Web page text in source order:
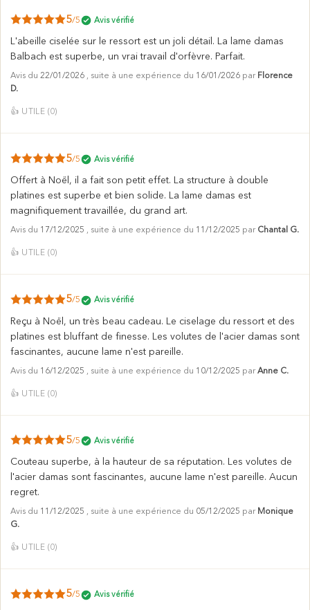
5/5 Avis vérifié
L'abeille ciselée sur le ressort est un joli détail. La lame damas
Balbach est superbe, un vrai travail d'orfèvre. Parfait.
Avis du 22/01/2026 , suite à une expérience du 16/01/2026 par Florence
D.
👍 UTILE (0)
5/5 Avis vérifié
Offert à Noël, il a fait son petit effet. La structure à double
platines est superbe et bien solide. La lame damas est
magnifiquement travaillée, du grand art.
Avis du 17/12/2025 , suite à une expérience du 11/12/2025 par Chantal G.
👍 UTILE (0)
5/5 Avis vérifié
Reçu à Noël, un très beau cadeau. Le ciselage du ressort et des
platines est bluffant de finesse. Les volutes de l'acier damas sont
fascinantes, aucune lame n'est pareille.
Avis du 16/12/2025 , suite à une expérience du 10/12/2025 par Anne C.
👍 UTILE (0)
5/5 Avis vérifié
Couteau superbe, à la hauteur de sa réputation. Les volutes de
l'acier damas sont fascinantes, aucune lame n'est pareille. Aucun
regret.
Avis du 11/12/2025 , suite à une expérience du 05/12/2025 par Monique
G.
👍 UTILE (0)
5/5 Avis vérifié